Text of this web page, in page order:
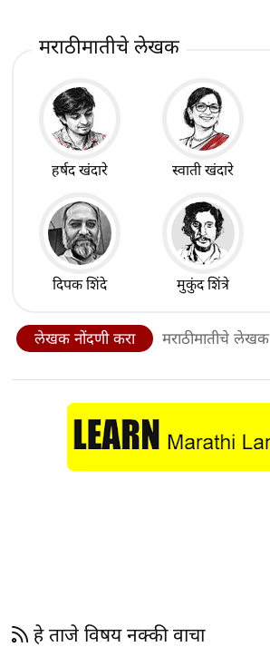
मराठीमातीचे लेखक
हर्षद खंदारे स्वाती खंदारे
दिपक शिंदे मुकुंद शिंत्रे
लेखक नोंदणी करा मराठीमातीचे लेखक
हे ताजे विषय नक्की वाचा